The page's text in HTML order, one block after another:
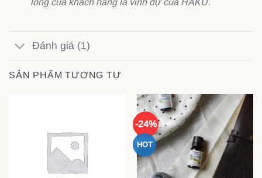
lòng của khách hàng là vinh dự của HAKU.
Đánh giá (1)
SẢN PHẨM TƯƠNG TỰ
-24%
HOT